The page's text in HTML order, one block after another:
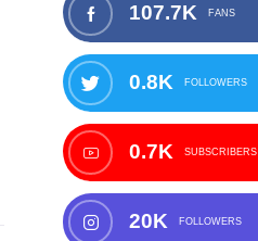
107.7K FANS
0.8K FOLLOWERS
0.7K SUBSCRIBERS
20K FOLLOWERS